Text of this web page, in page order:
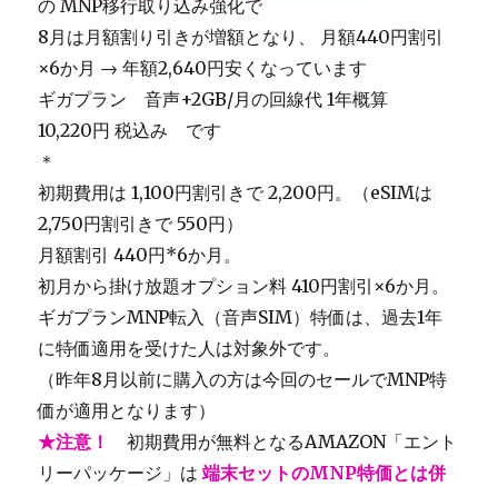
の MNP移行取り込み強化で
8月は月額割り引きが増額となり、 月額440円割引
×6か月 → 年額2,640円安くなっています
ギガプラン 音声+2GB/月の回線代 1年概算
10,220円 税込み です
＊
初期費用は 1,100円割引きで 2,200円。（eSIMは
2,750円割引きで 550円）
月額割引 440円*6か月。
初月から掛け放題オプション料 410円割引×6か月。
ギガプランMNP転入（音声SIM）特価は、過去1年
に特価適用を受けた人は対象外です。
（昨年8月以前に購入の方は今回のセールでMNP特
価が適用となります）
★注意！
初期費用が無料となるAMAZON「エント
リーパッケージ」は端末セットのMNP特価とは併